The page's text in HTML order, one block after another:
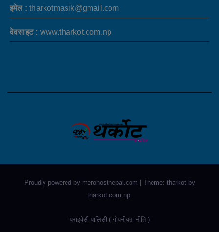
इमेल :tharkotmasik@gmail.com
वेवसाइट : www.tharkot.com.np
Proudly powered by merohostnepal.com | Theme: tharkot by
tharkot.com.np.
प्राइवेसी पालिसी ( गोपनीयता नीति )